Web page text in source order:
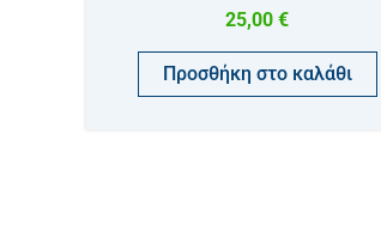
25,00 €
Προσθήκη στο καλάθι